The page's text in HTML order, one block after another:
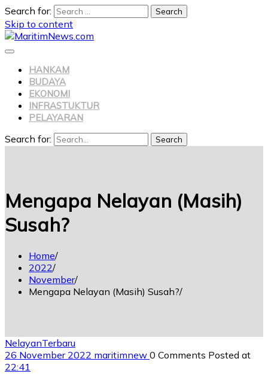
Search for:
Skip to content
HANKAM
BUDAYA
EKONOMI
INFRASTUKTUR
PELAYARAN
Search for: Search
Mengapa Nelayan (Masih)
Susah?
Home
2022
November
Mengapa Nelayan (Masih) Susah?
NelayanTerbaru
26 November 2022 maritimnew 0 Comments Posted at
22:41